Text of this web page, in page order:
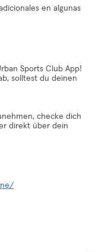
en algunas
Sports Club App!
solltest du deinen
checke dich
direkt über dein